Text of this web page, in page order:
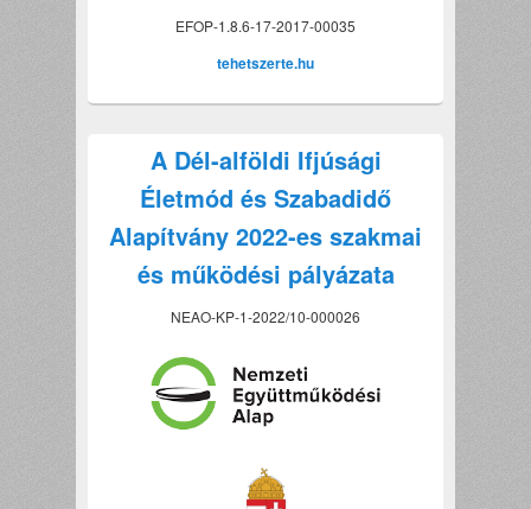
EFOP-1.8.6-17-2017-00035
tehetszerte.hu
A Dél-alföldi Ifjúsági
Életmód és Szabadidő
Alapítvány 2022-es szakmai
és működési pályázata
NEAO-KP-1-2022/10-000026